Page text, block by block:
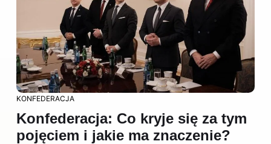
KONFEDERACJA
Konfederacja: Co kryje się za tym
pojęciem i jakie ma znaczenie?